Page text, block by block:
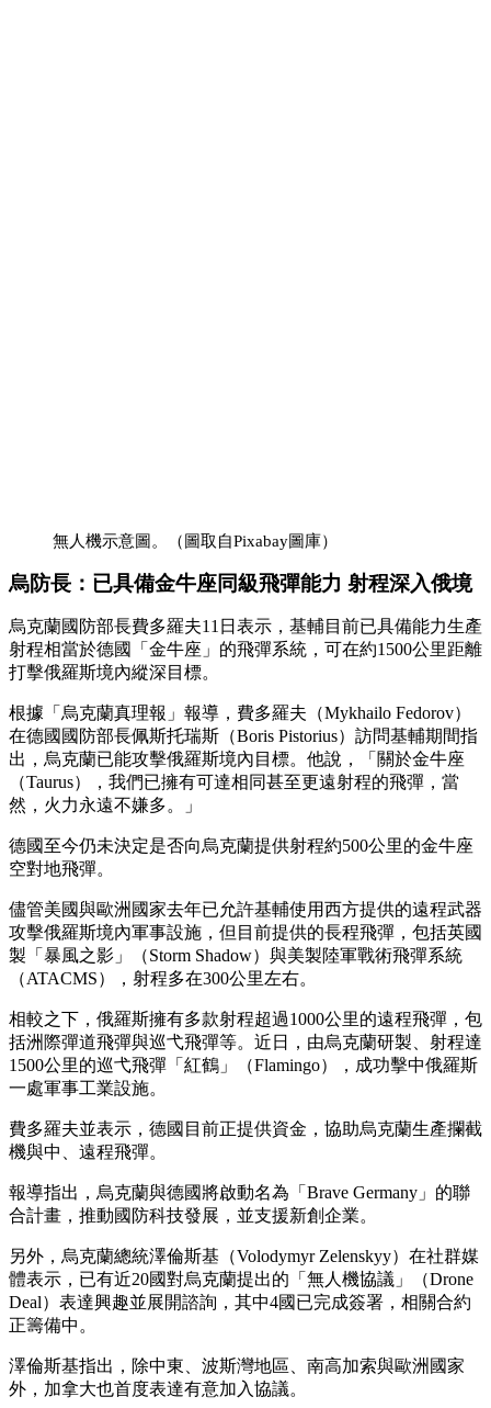
無人機示意圖。（圖取自Pixabay圖庫）
烏防長：已具備金牛座同級飛彈能力 射程深入俄境
烏克蘭國防部長費多羅夫11日表示，基輔目前已具備能力生產
射程相當於德國「金牛座」的飛彈系統，可在約1500公里距離
打擊俄羅斯境內縱深目標。
根據「烏克蘭真理報」報導，費多羅夫（Mykhailo Fedorov）
在德國國防部長佩斯托瑞斯（Boris Pistorius）訪問基輔期間指
出，烏克蘭已能攻擊俄羅斯境內目標。他說，「關於金牛座
（Taurus），我們已擁有可達相同甚至更遠射程的飛彈，當
然，火力永遠不嫌多。」
德國至今仍未決定是否向烏克蘭提供射程約500公里的金牛座
空對地飛彈。
儘管美國與歐洲國家去年已允許基輔使用西方提供的遠程武器
攻擊俄羅斯境內軍事設施，但目前提供的長程飛彈，包括英國
製「暴風之影」（Storm Shadow）與美製陸軍戰術飛彈系統
（ATACMS），射程多在300公里左右。
相較之下，俄羅斯擁有多款射程超過1000公里的遠程飛彈，包
括洲際彈道飛彈與巡弋飛彈等。近日，由烏克蘭研製、射程達
1500公里的巡弋飛彈「紅鶴」（Flamingo），成功擊中俄羅斯
一處軍事工業設施。
費多羅夫並表示，德國目前正提供資金，協助烏克蘭生產攔截
機與中、遠程飛彈。
報導指出，烏克蘭與德國將啟動名為「Brave Germany」的聯
合計畫，推動國防科技發展，並支援新創企業。
另外，烏克蘭總統澤倫斯基（Volodymyr Zelenskyy）在社群媒
體表示，已有近20國對烏克蘭提出的「無人機協議」（Drone
Deal）表達興趣並展開諮詢，其中4國已完成簽署，相關合約
正籌備中。
澤倫斯基指出，除中東、波斯灣地區、南高加索與歐洲國家
外，加拿大也首度表達有意加入協議。